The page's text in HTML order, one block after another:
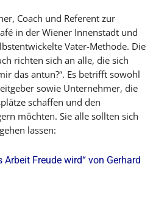
Coach und Referent zur
in der Wiener Innenstadt und
Vater-Methode. Die
richten sich an alle, die sich
das antun?“. Es betrifft sowohl
sowie Unternehmer, die
schaffen und den
möchten. Sie alle sollten sich
lassen:
Freude wird“ von Gerhard